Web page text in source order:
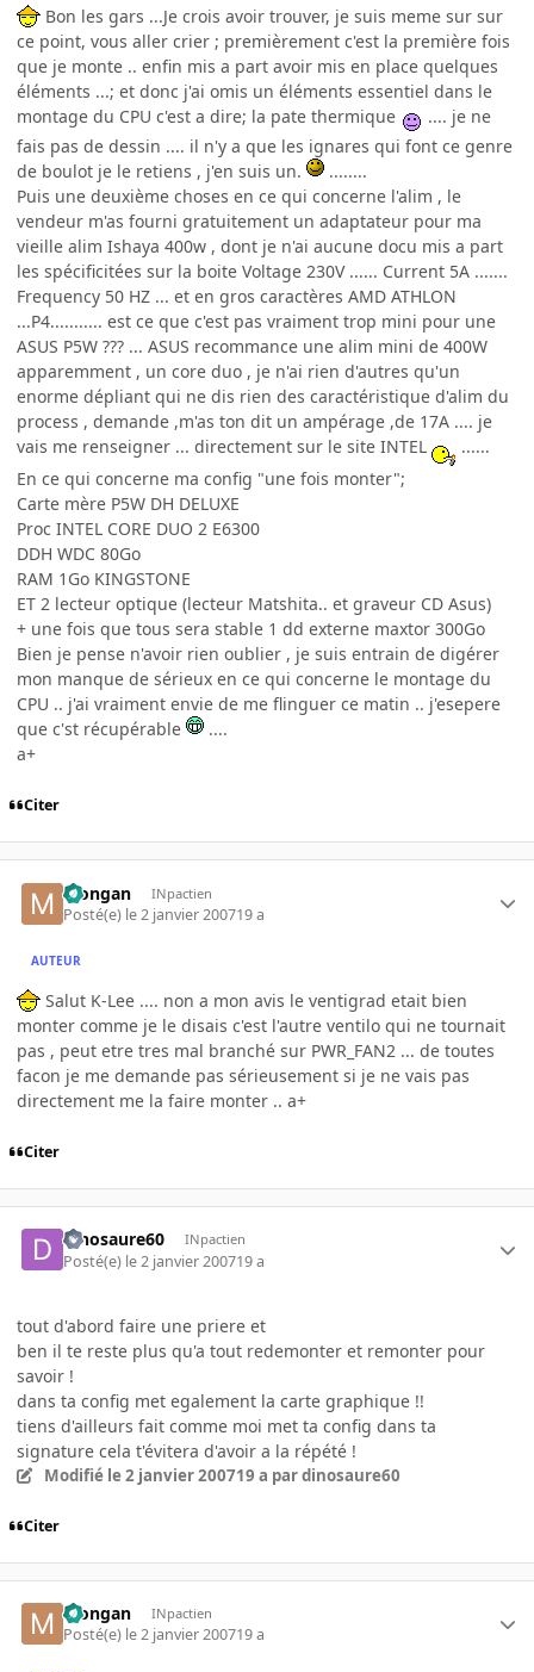
Bon les gars ...Je crois avoir trouver, je suis meme sur sur
ce point, vous aller crier ; premièrement c'est la première fois
que je monte .. enfin mis a part avoir mis en place quelques
éléments ...; et donc j'ai omis un éléments essentiel dans le
montage du CPU c'est a dire; la pate thermique
.... je ne
fais pas de dessin .... il n'y a que les ignares qui font ce genre
de boulot je le retiens , j'en suis un.
........
Puis une deuxième choses en ce qui concerne l'alim , le
vendeur m'as fourni gratuitement un adaptateur pour ma
vieille alim Ishaya 400w , dont je n'ai aucune docu mis a part
les spécificitées sur la boite Voltage 230V ...... Current 5A .......
Frequency 50 HZ ... et en gros caractères AMD ATHLON
...P4........... est ce que c'est pas vraiment trop mini pour une
ASUS P5W ??? ... ASUS recommance une alim mini de 400W
apparemment , un core duo , je n'ai rien d'autres qu'un
enorme dépliant qui ne dis rien des caractéristique d'alim du
process , demande ,m'as ton dit un ampérage ,de 17A .... je
vais me renseigner ... directement sur le site INTEL
......
En ce qui concerne ma config "une fois monter";
Carte mère P5W DH DELUXE
Proc INTEL CORE DUO 2 E6300
DDH WDC 80Go
RAM 1Go KINGSTONE
ET 2 lecteur optique (lecteur Matshita.. et graveur CD Asus)
+ une fois que tous sera stable 1 dd externe maxtor 300Go
Bien je pense n'avoir rien oublier , je suis entrain de digérer
mon manque de sérieux en ce qui concerne le montage du
CPU .. j'ai vraiment envie de me flinguer ce matin .. j'esepere
que c'st récupérable
....
a+
Citer
Mongan INpactien
Posté(e) le 2 janvier 200719 a
AUTEUR
Salut K-Lee .... non a mon avis le ventigrad etait bien
monter comme je le disais c'est l'autre ventilo qui ne tournait
pas , peut etre tres mal branché sur PWR_FAN2 ... de toutes
facon je me demande pas sérieusement si je ne vais pas
directement me la faire monter .. a+
Citer
dinosaure60 INpactien
Posté(e) le 2 janvier 200719 a
tout d'abord faire une priere et
ben il te reste plus qu'a tout redemonter et remonter pour
savoir !
dans ta config met egalement la carte graphique !!
tiens d'ailleurs fait comme moi met ta config dans ta
signature cela t'évitera d'avoir a la répété !
Modifié le 2 janvier 200719 a par dinosaure60
Citer
Mongan INpactien
Posté(e) le 2 janvier 200719 a